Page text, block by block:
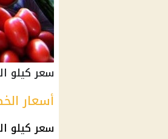
سعر كيلو
أسعار
سعر كيلو